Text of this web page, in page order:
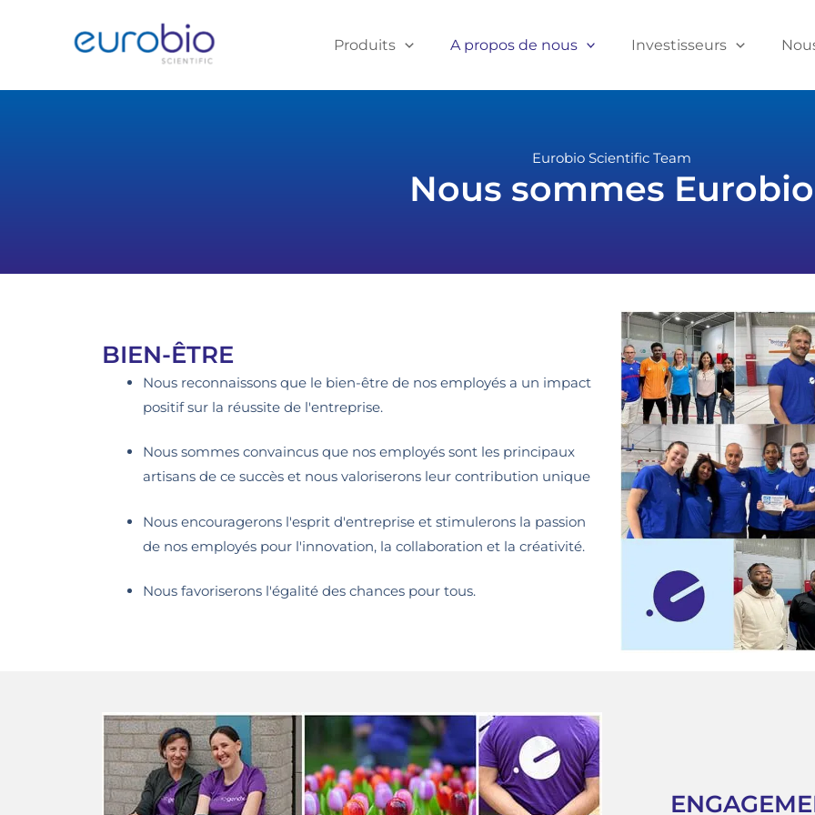
Produits A propos de nous Investisseurs
Eurobio Scientific Team
Nous sommes Eurobio
BIEN-ÊTRE
Nous reconnaissons que le bien-être de nos employés a un impact
positif sur la réussite de l'entreprise.
Nous sommes convaincus que nos employés sont les principaux
artisans de ce succès et nous valoriserons leur contribution unique
Nous encouragerons l'esprit d'entreprise et stimulerons la passion
de nos employés pour l'innovation, la collaboration et la créativité.
Nous favoriserons l'égalité des chances pour tous.